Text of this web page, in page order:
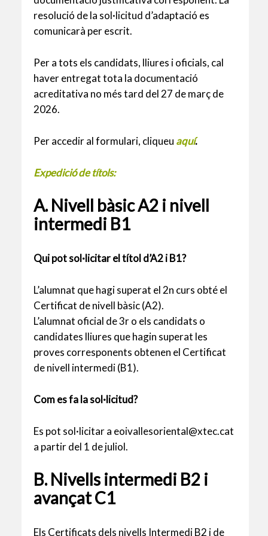
resolució de la sol·licitud d’adaptació es
comunicarà per escrit.
Per a tots els candidats, lliures i oficials, cal
haver entregat tota la documentació
acreditativa no més tard del 27 de març de
2026.
Per accedir al formulari, cliqueu aquí.
Expedició de títols:
A. Nivell bàsic A2 i nivell
intermedi B1
Qui pot sol·licitar el títol d’A2 i B1?
L’alumnat que hagi superat el 2n curs obté el
Certificat de nivell bàsic (A2).
L’alumnat oficial de 3r o els candidats o
candidates lliures que hagin superat les
proves corresponents obtenen el Certificat
de nivell intermedi (B1).
Com es fa la sol·licitud?
Es pot sol·licitar a eoivallesoriental@xtec.cat
a partir del 1 de juliol.
B. Nivells intermedi B2 i
avançat C1
Els Certificats dels nivells Intermedi B2 i de